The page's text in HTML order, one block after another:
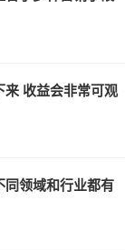
收益会非常可观
同领域和行业都有